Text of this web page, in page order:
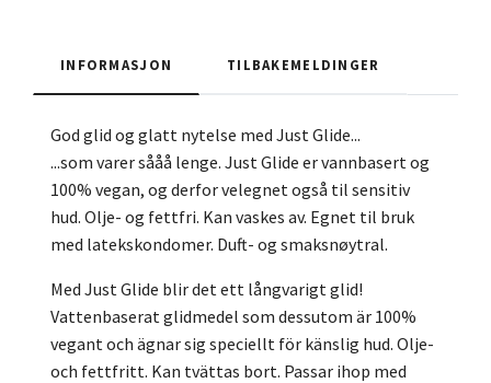
INFORMASJON TILBAKEMELDINGER
God glid og glatt nytelse med Just Glide...
...som varer sååå lenge. Just Glide er vannbasert og
100% vegan, og derfor velegnet også til sensitiv
hud. Olje- og fettfri. Kan vaskes av. Egnet til bruk
med latekskondomer. Duft- og smaksnøytral.
Med Just Glide blir det ett långvarigt glid!
Vattenbaserat glidmedel som dessutom är 100%
vegant och ägnar sig speciellt för känslig hud. Olje-
och fettfritt. Kan tvättas bort. Passar ihop med